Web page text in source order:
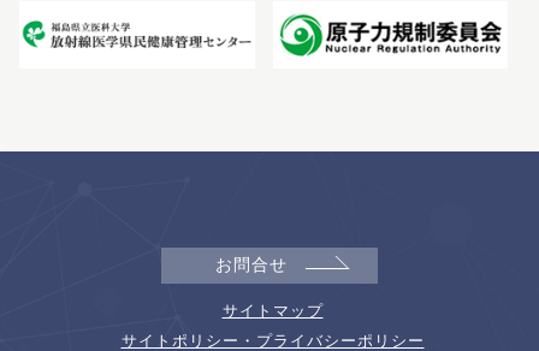
お問合せ
サイトマップ
サイトポリシー・プライバシーポリシー